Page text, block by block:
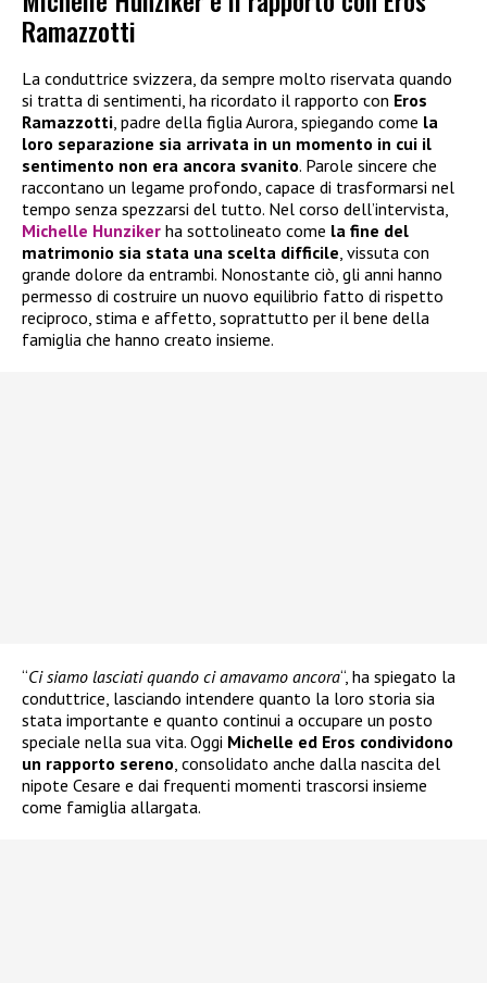
Ramazzotti
La conduttrice svizzera, da sempre molto riservata quando
si tratta di sentimenti, ha ricordato il rapporto con Eros
Ramazzotti , padre della figlia Aurora, spiegando come la
loro separazione sia arrivata in un momento in cui il
sentimento non era ancora svanito. Parole sincere che
raccontano un legame profondo, capace di trasformarsi nel
tempo senza spezzarsi del tutto. Nel corso dell’intervista,
Michelle Hunziker ha sottolineato come la fine del
matrimonio sia stata una scelta difficile , vissuta con
grande dolore da entrambi. Nonostante ciò, gli anni hanno
permesso di costruire un nuovo equilibrio fatto di rispetto
reciproco, stima e affetto, soprattutto per il bene della
famiglia che hanno creato insieme.
“Ci siamo lasciati quando ci amavamo ancora“, ha spiegato la
conduttrice, lasciando intendere quanto la loro storia sia
stata importante e quanto continui a occupare un posto
speciale nella sua vita. Oggi Michelle ed Eros condividono
un rapporto sereno , consolidato anche dalla nascita del
nipote Cesare e dai frequenti momenti trascorsi insieme
come famiglia allargata.